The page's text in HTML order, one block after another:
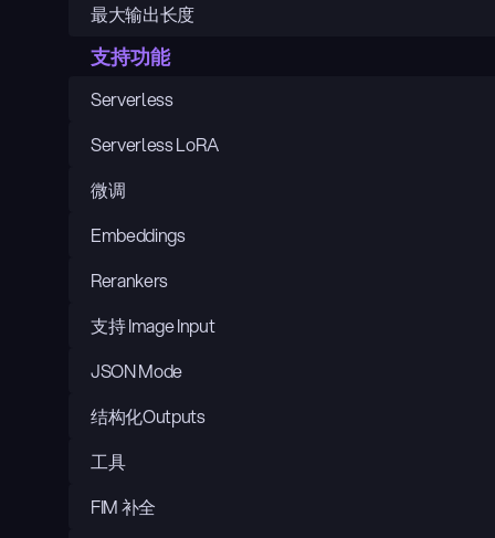
最大输出长度
支持功能
Serverless
Serverless LoRA
微调
Embeddings
Rerankers
支持 Image Input
JSON Mode
结构化Outputs
工具
FIM 补全